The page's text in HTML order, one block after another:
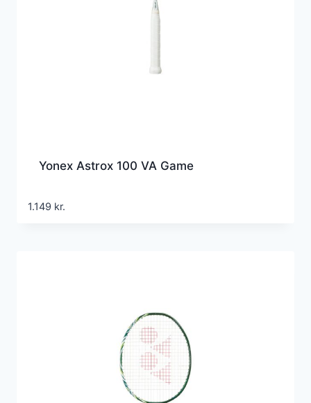
Yonex Astrox 100 VA Game
1.149 kr.